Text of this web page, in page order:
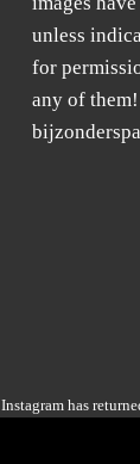
unless
for
any of
Instagram has